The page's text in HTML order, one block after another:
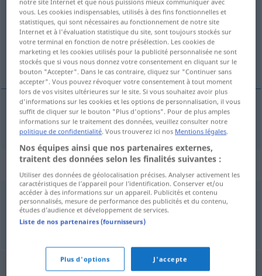
Vue d'ensemble de toutes les traductions
(Pour plus d'informations, cliquez sur/touchez la traduction)
substance toxique
substanceftoxique Giftstoff
Synonymes de "Giftstoff"
Gift (Hauptform),Schadstoff
vous. Les cookies indispensables, utilisés à des fins fonctionnelles et
statistiques, qui sont nécessaires au fonctionnement de notre site
Internet et à l'évaluation statistique du site, sont toujours stockés sur
votre terminal en fonction de notre présélection. Les cookies de
marketing et les cookies utilisés pour la publicité personnalisée ne sont
stockés que si vous nous donnez votre consentement en cliquant sur le
bouton "Accepter". Dans le cas contraire, cliquez sur "Continuer sans
accepter". Vous pouvez révoquer votre consentement à tout moment
lors de vos visites ultérieures sur le site. Si vous souhaitez avoir plus
d'informations sur les cookies et les options de personnalisation, il vous
suffit de cliquer sur le bouton "Plus d'options". Pour de plus amples
informations sur le traitement des données, veuillez consulter notre
politique de confidentialité . Vous trouverez ici nos Mentions légales
Nos équipes ainsi que nos partenaires externes,
traitent des données selon les finalités suivantes :
Utiliser des données de géolocalisation précises. Analyser activement les
caractéristiques de l’appareil pour l’identification. Conserver et/ou
accéder à des informations sur un appareil. Publicités et contenu
personnalisés, mesure de performance des publicités et du contenu,
études d’audience et développement de services.
Liste de nos partenaires (fournisseurs)
Plus d'options J'accepte